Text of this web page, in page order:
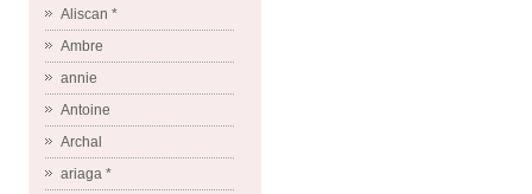
Aliscan *
Ambre
annie
Antoine
Archal
ariaga *